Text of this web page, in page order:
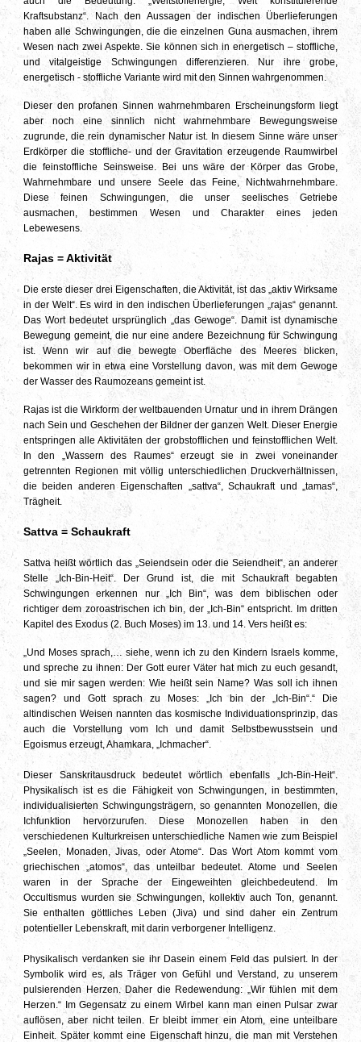
Kraftsubstanz“. Nach den Aussagen der indischen Überlieferungen
haben alle Schwingungen, die die einzelnen Guna ausmachen, ihrem
Wesen nach zwei Aspekte. Sie können sich in energetisch – stoffliche,
und vitalgeistige Schwingungen differenzieren. Nur ihre grobe,
energetisch - stoffliche Variante wird mit den Sinnen wahrgenommen.
Dieser den profanen Sinnen wahrnehmbaren Erscheinungsform liegt
aber noch eine sinnlich nicht wahrnehmbare Bewegungsweise
zugrunde, die rein dynamischer Natur ist. In diesem Sinne wäre unser
Erdkörper die stoffliche- und der Gravitation erzeugende Raumwirbel
die feinstoffliche Seinsweise. Bei uns wäre der Körper das Grobe,
Wahrnehmbare und unsere Seele das Feine, Nichtwahrnehmbare.
Diese feinen Schwingungen, die unser seelisches Getriebe
ausmachen, bestimmen Wesen und Charakter eines jeden
Lebewesens.
Rajas = Aktivität
Die erste dieser drei Eigenschaften, die Aktivität, ist das „aktiv Wirksame
in der Welt“. Es wird in den indischen Überlieferungen „rajas“ genannt.
Das Wort bedeutet ursprünglich „das Gewoge“. Damit ist dynamische
Bewegung gemeint, die nur eine andere Bezeichnung für Schwingung
ist. Wenn wir auf die bewegte Oberfläche des Meeres blicken,
bekommen wir in etwa eine Vorstellung davon, was mit dem Gewoge
der Wasser des Raumozeans gemeint ist.
Rajas ist die Wirkform der weltbauenden Urnatur und in ihrem Drängen
nach Sein und Geschehen der Bildner der ganzen Welt. Dieser Energie
entspringen alle Aktivitäten der grobstofflichen und feinstofflichen Welt.
In den „Wassern des Raumes“ erzeugt sie in zwei voneinander
getrennten Regionen mit völlig unterschiedlichen Druckverhältnissen,
die beiden anderen Eigenschaften „sattva“, Schaukraft und „tamas“,
Trägheit.
Sattva = Schaukraft
Sattva heißt wörtlich das „Seiendsein oder die Seiendheit“, an anderer
Stelle „Ich-Bin-Heit“. Der Grund ist, die mit Schaukraft begabten
Schwingungen erkennen nur „Ich Bin“, was dem biblischen oder
richtiger dem zoroastrischen ich bin, der „Ich-Bin“ entspricht. Im dritten
Kapitel des Exodus (2. Buch Moses) im 13. und 14. Vers heißt es:
„Und Moses sprach,… siehe, wenn ich zu den Kindern Israels komme,
und spreche zu ihnen: Der Gott eurer Väter hat mich zu euch gesandt,
und sie mir sagen werden: Wie heißt sein Name? Was soll ich ihnen
sagen? und Gott sprach zu Moses: „Ich bin der „Ich-Bin“.“ Die
altindischen Weisen nannten das kosmische Individuationsprinzip, das
auch die Vorstellung vom Ich und damit Selbstbewusstsein und
Egoismus erzeugt, Ahamkara, „Ichmacher“.
Dieser Sanskritausdruck bedeutet wörtlich ebenfalls „Ich-Bin-Heit“.
Physikalisch ist es die Fähigkeit von Schwingungen, in bestimmten,
individualisierten Schwingungsträgern, so genannten Monozellen, die
Ichfunktion hervorzurufen. Diese Monozellen haben in den
verschiedenen Kulturkreisen unterschiedliche Namen wie zum Beispiel
„Seelen, Monaden, Jivas, oder Atome“. Das Wort Atom kommt vom
griechischen „atomos“, das unteilbar bedeutet. Atome und Seelen
waren in der Sprache der Eingeweihten gleichbedeutend. Im
Occultismus wurden sie Schwingungen, kollektiv auch Ton, genannt.
Sie enthalten göttliches Leben (Jiva) und sind daher ein Zentrum
potentieller Lebenskraft, mit darin verborgener Intelligenz.
Physikalisch verdanken sie ihr Dasein einem Feld das pulsiert. In der
Symbolik wird es, als Träger von Gefühl und Verstand, zu unserem
pulsierenden Herzen. Daher die Redewendung: „Wir fühlen mit dem
Herzen.“ Im Gegensatz zu einem Wirbel kann man einen Pulsar zwar
auflösen, aber nicht teilen. Er bleibt immer ein Atom, eine unteilbare
Einheit. Später kommt eine Eigenschaft hinzu, die man mit Verstehen